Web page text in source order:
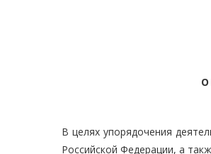
О
В целях упорядочения
Российской Федерации, а